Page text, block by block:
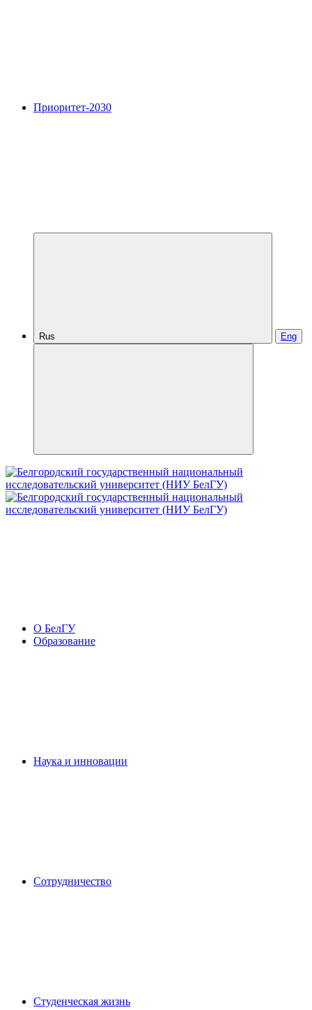
Приоритет-2030
Rus Eng
О БелГУ
Образование
Наука и инновации
Сотрудничество
Студенческая жизнь